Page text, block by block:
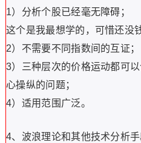
1）分析个股已经毫无障碍；
这个是我最想学的，可惜还没
2）不需要不同指数间的互证；
3）三种层次的价格运动都可
心操纵的问题；
4）适用范围广泛。
4、波浪理论和其他技术分析